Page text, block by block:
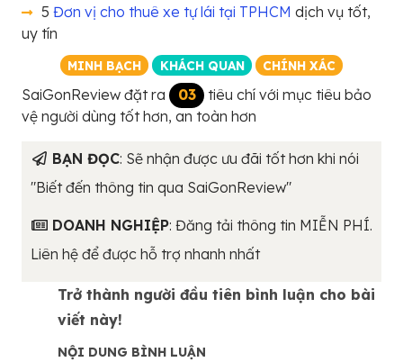
5 Đơn vị cho thuê xe tự lái tại TPHCM dịch vụ tốt,
uy tín
MINH BẠCH KHÁCH QUAN CHÍNH XÁC
SaiGonReview đặt ra 03
tiêu chí với mục tiêu bảo
vệ người dùng tốt hơn, an toàn hơn
BẠN ĐỌC: Sẽ nhận được ưu đãi tốt hơn khi nói
"Biết đến thông tin qua SaiGonReview"
DOANH NGHIỆP: Đăng tải thông tin MIỄN PHÍ.
Liên hệ để được hỗ trợ nhanh nhất
Trở thành người đầu tiên bình luận cho bài
viết này!
NỘI DUNG BÌNH LUẬN